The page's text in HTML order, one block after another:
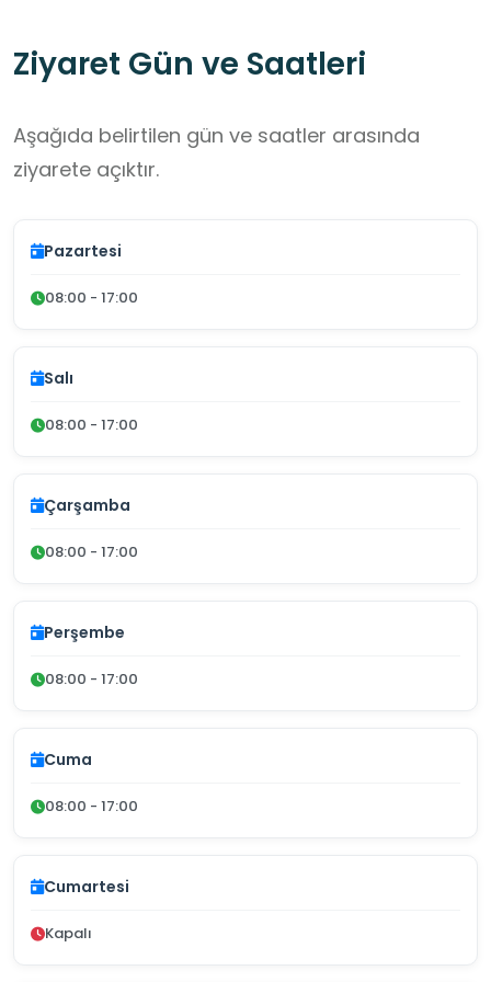
Ziyaret Gün ve Saatleri
Aşağıda belirtilen gün ve saatler arasında
ziyarete açıktır.
Pazartesi
08:00 - 17:00
Salı
08:00 - 17:00
Çarşamba
08:00 - 17:00
Perşembe
08:00 - 17:00
Cuma
08:00 - 17:00
Cumartesi
Kapalı